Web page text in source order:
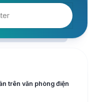
trên văn phòng điện